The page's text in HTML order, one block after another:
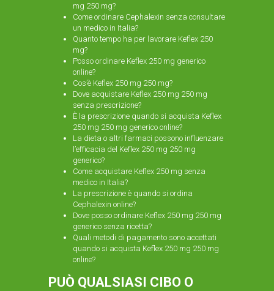
mg 250 mg?
Come ordinare Cephalexin senza consultare
un medico in Italia?
Quanto tempo ha per lavorare Keflex 250
mg?
Posso ordinare Keflex 250 mg generico
online?
Cos’è Keflex 250 mg 250 mg?
Dove acquistare Keflex 250 mg 250 mg
senza prescrizione?
È la prescrizione quando si acquista Keflex
250 mg 250 mg generico online?
La dieta o altri farmaci possono influenzare
l’efficacia del Keflex 250 mg 250 mg
generico?
Come acquistare Keflex 250 mg senza
medico in Italia?
La prescrizione è quando si ordina
Cephalexin online?
Dove posso ordinare Keflex 250 mg 250 mg
generico senza ricetta?
Quali metodi di pagamento sono accettati
quando si acquista Keflex 250 mg 250 mg
online?
PUÒ QUALSIASI CIBO O